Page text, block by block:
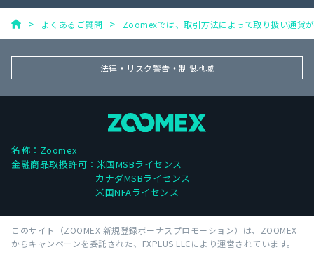
よくあるご質問 Zoomexでは、取引方法によって取り扱い通貨
法律・リスク警告・制限地域
名称：Zoomex
金融商品取扱許可：米国MSBライセンス
カナダMSBライセンス
米国NFAライセンス
このサイト（ZOOMEX 新規登録ボーナスプロモーション）は、ZOOMEX
からキャンペーンを委託された、FXPLUS LLCにより運営されています。